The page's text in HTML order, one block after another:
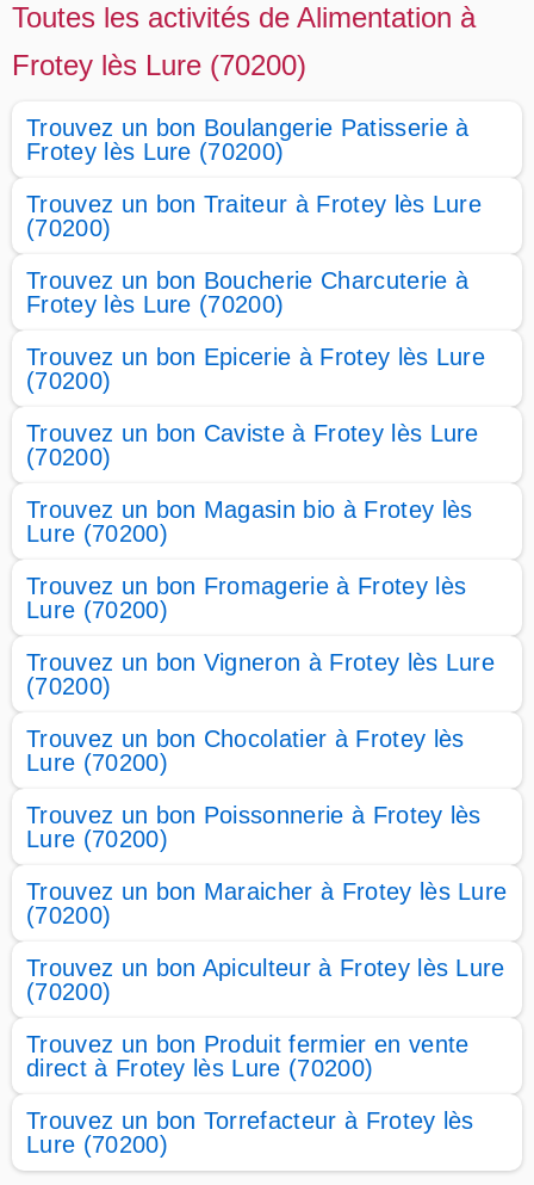
Toutes les activités de Alimentation à
Frotey lès Lure (70200)
Trouvez un bon Boulangerie Patisserie à
Frotey lès Lure (70200)
Trouvez un bon Traiteur à Frotey lès Lure
(70200)
Trouvez un bon Boucherie Charcuterie à
Frotey lès Lure (70200)
Trouvez un bon Epicerie à Frotey lès Lure
(70200)
Trouvez un bon Caviste à Frotey lès Lure
(70200)
Trouvez un bon Magasin bio à Frotey lès
Lure (70200)
Trouvez un bon Fromagerie à Frotey lès
Lure (70200)
Trouvez un bon Vigneron à Frotey lès Lure
(70200)
Trouvez un bon Chocolatier à Frotey lès
Lure (70200)
Trouvez un bon Poissonnerie à Frotey lès
Lure (70200)
Trouvez un bon Maraicher à Frotey lès Lure
(70200)
Trouvez un bon Apiculteur à Frotey lès Lure
(70200)
Trouvez un bon Produit fermier en vente
direct à Frotey lès Lure (70200)
Trouvez un bon Torrefacteur à Frotey lès
Lure (70200)